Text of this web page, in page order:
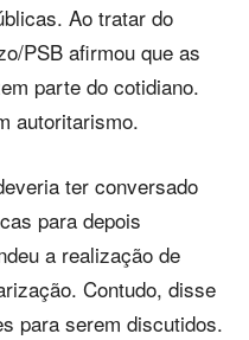
Ao tratar do
PSB afirmou que as
parte do cotidiano.
autoritarismo.
ter conversado
para depois
a realização de
Contudo, disse
para serem discutidos.